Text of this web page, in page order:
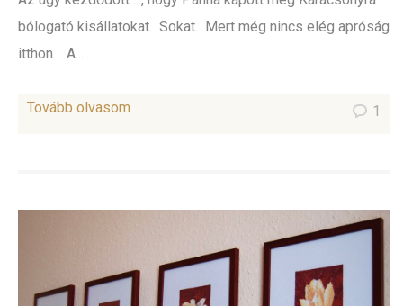
bólogató kisállatokat. Sokat. Mert még nincs elég apróság
itthon. A...
Tovább olvasom 1